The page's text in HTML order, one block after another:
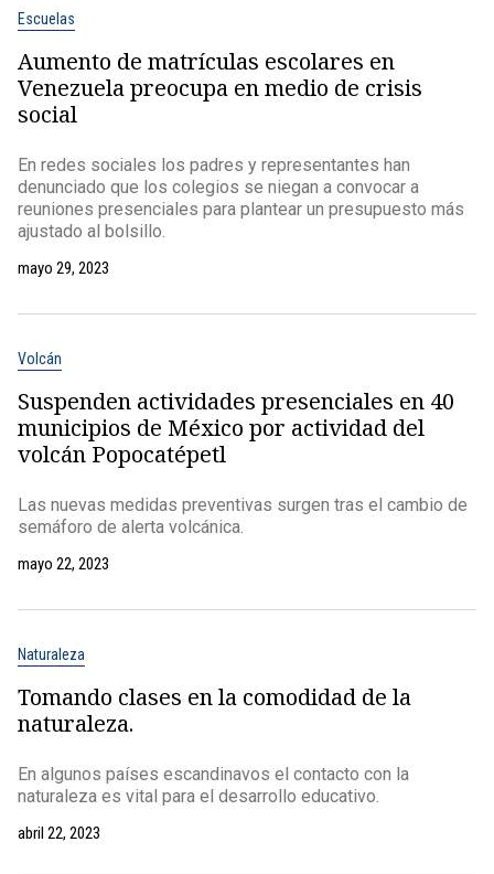
Escuelas
Aumento de matrículas escolares en
Venezuela preocupa en medio de crisis
social
En redes sociales los padres y representantes han
denunciado que los colegios se niegan a convocar a
reuniones presenciales para plantear un presupuesto más
ajustado al bolsillo.
mayo 29, 2023
Volcán
Suspenden actividades presenciales en 40
municipios de México por actividad del
volcán Popocatépetl
Las nuevas medidas preventivas surgen tras el cambio de
semáforo de alerta volcánica.
mayo 22, 2023
Naturaleza
Tomando clases en la comodidad de la
naturaleza.
En algunos países escandinavos el contacto con la
naturaleza es vital para el desarrollo educativo.
abril 22, 2023